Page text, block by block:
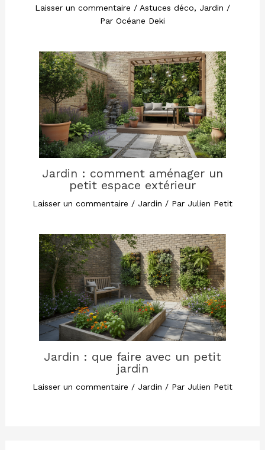
Laisser un commentaire / Astuces déco, Jardin /
Par Océane Deki
Jardin : comment aménager un
petit espace extérieur
Laisser un commentaire / Jardin / Par Julien Petit
Jardin : que faire avec un petit
jardin
Laisser un commentaire / Jardin / Par Julien Petit